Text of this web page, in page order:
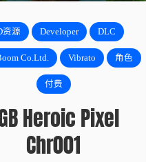
资源 Developer DLC
Co.Ltd. Vibrato 角色
付费
Heroic Pixel
Chr001